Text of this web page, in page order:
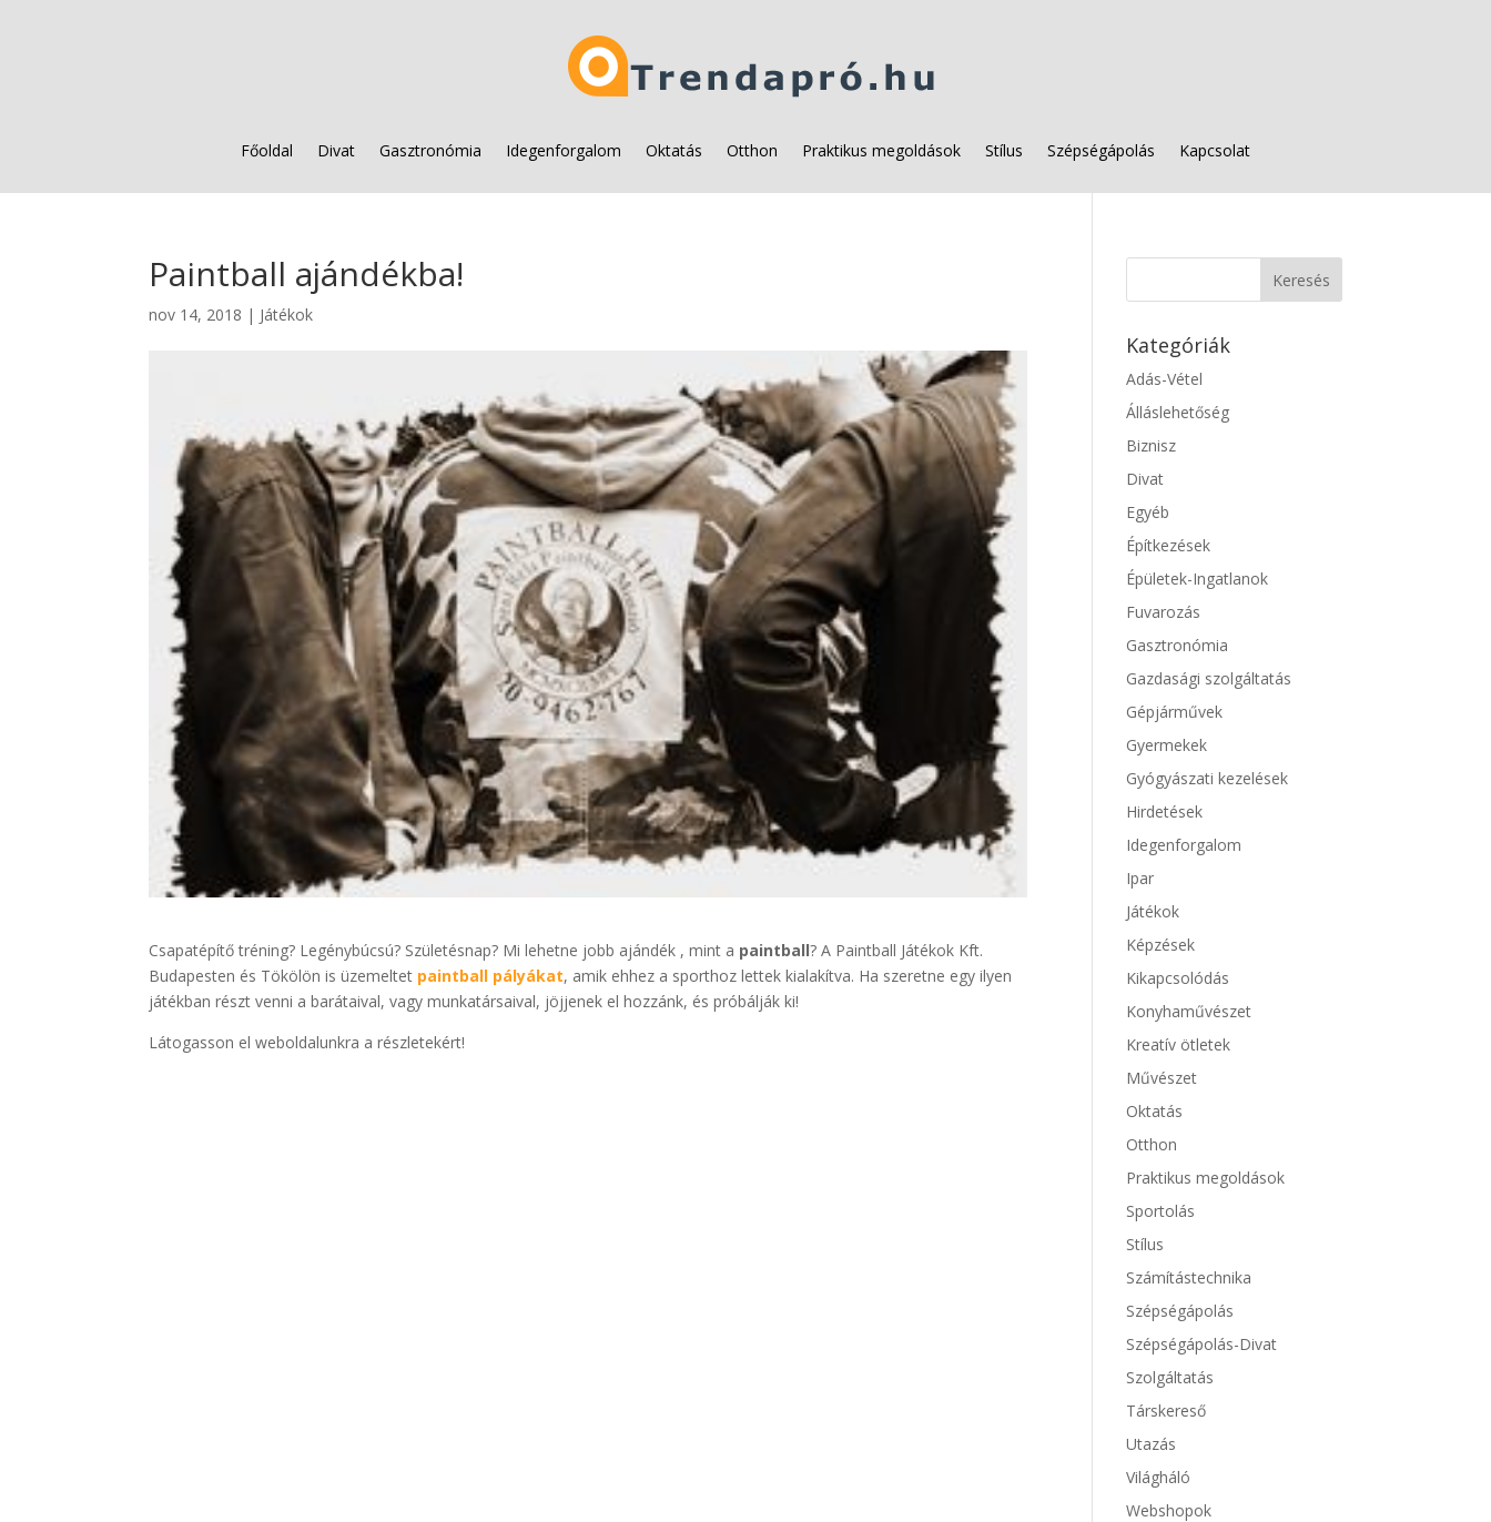
Főoldal Divat Gasztronómia Idegenforgalom Oktatás Otthon Praktikus megoldások Stílus Szépségápolás Kapcsolat
Paintball ajándékba!
nov 14, 2018 | Játékok
Csapatépítő tréning? Legénybúcsú? Születésnap? Mi lehetne jobb ajándék , mint a paintball? A Paintball Játékok Kft.
Budapesten és Tökölön is üzemeltet paintball pályákat, amik ehhez a sporthoz lettek kialakítva. Ha szeretne egy ilyen
játékban részt venni a barátaival, vagy munkatársaival, jöjjenek el hozzánk, és próbálják ki!
Látogasson el weboldalunkra a részletekért!
Kategóriák
Adás-Vétel
Álláslehetőség
Biznisz
Divat
Egyéb
Építkezések
Épületek-Ingatlanok
Fuvarozás
Gasztronómia
Gazdasági szolgáltatás
Gépjárművek
Gyermekek
Gyógyászati kezelések
Hirdetések
Idegenforgalom
Ipar
Játékok
Képzések
Kikapcsolódás
Konyhaművészet
Kreatív ötletek
Művészet
Oktatás
Otthon
Praktikus megoldások
Sportolás
Stílus
Számítástechnika
Szépségápolás
Szépségápolás-Divat
Szolgáltatás
Társkereső
Utazás
Világháló
Webshopok